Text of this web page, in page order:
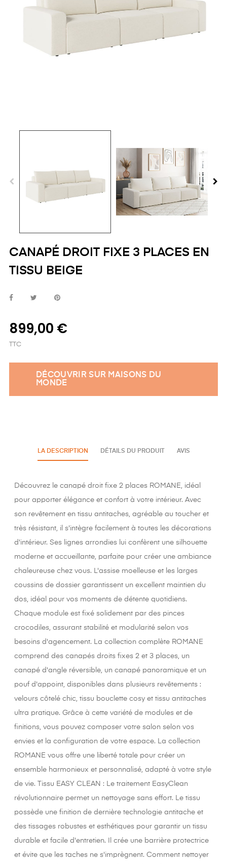
CANAPÉ DROIT FIXE 3 PLACES EN
TISSU BEIGE
899,00 €
TTC
DÉCOUVRIR SUR MAISONS DU
MONDE
LA DESCRIPTION DÉTAILS DU PRODUIT AVIS
Découvrez le canapé droit fixe 2 places ROMANE, idéal
pour apporter élégance et confort à votre intérieur. Avec
son revêtement en tissu antitaches, agréable au toucher et
très résistant, il s'intègre facilement à toutes les décorations
d'intérieur. Ses lignes arrondies lui confèrent une silhouette
moderne et accueillante, parfaite pour créer une ambiance
chaleureuse chez vous. L'assise moelleuse et les larges
coussins de dossier garantissent un excellent maintien du
dos, idéal pour vos moments de détente quotidiens.
Chaque module est fixé solidement par des pinces
crocodiles, assurant stabilité et modularité selon vos
besoins d'agencement. La collection complète ROMANE
comprend des canapés droits fixes 2 et 3 places, un
canapé d'angle réversible, un canapé panoramique et un
pouf d'appoint, disponibles dans plusieurs revêtements :
velours côtelé chic, tissu bouclette cosy et tissu antitaches
ultra pratique. Grâce à cette variété de modules et de
finitions, vous pouvez composer votre salon selon vos
envies et la configuration de votre espace. La collection
ROMANE vous offre une liberté totale pour créer un
ensemble harmonieux et personnalisé, adapté à votre style
de vie. Tissu EASY CLEAN : Le traitement EasyClean
révolutionnaire permet un nettoyage sans effort. Le tissu
possède une finition de dernière technologie antitache et
des tissages robustes et esthétiques pour garantir un tissu
durable et facile d'entretien. Il crée une barrière protectrice
et évite que les taches ne s'imprègnent. Comment nettoyer